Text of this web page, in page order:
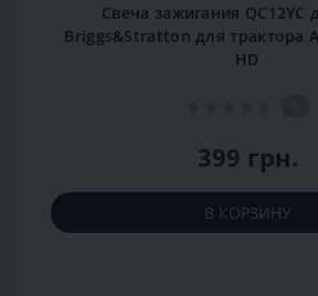
Свеча зажигания QC12YC
Briggs&Stratton для трактора
HD
399 грн.
В КОРЗИНУ